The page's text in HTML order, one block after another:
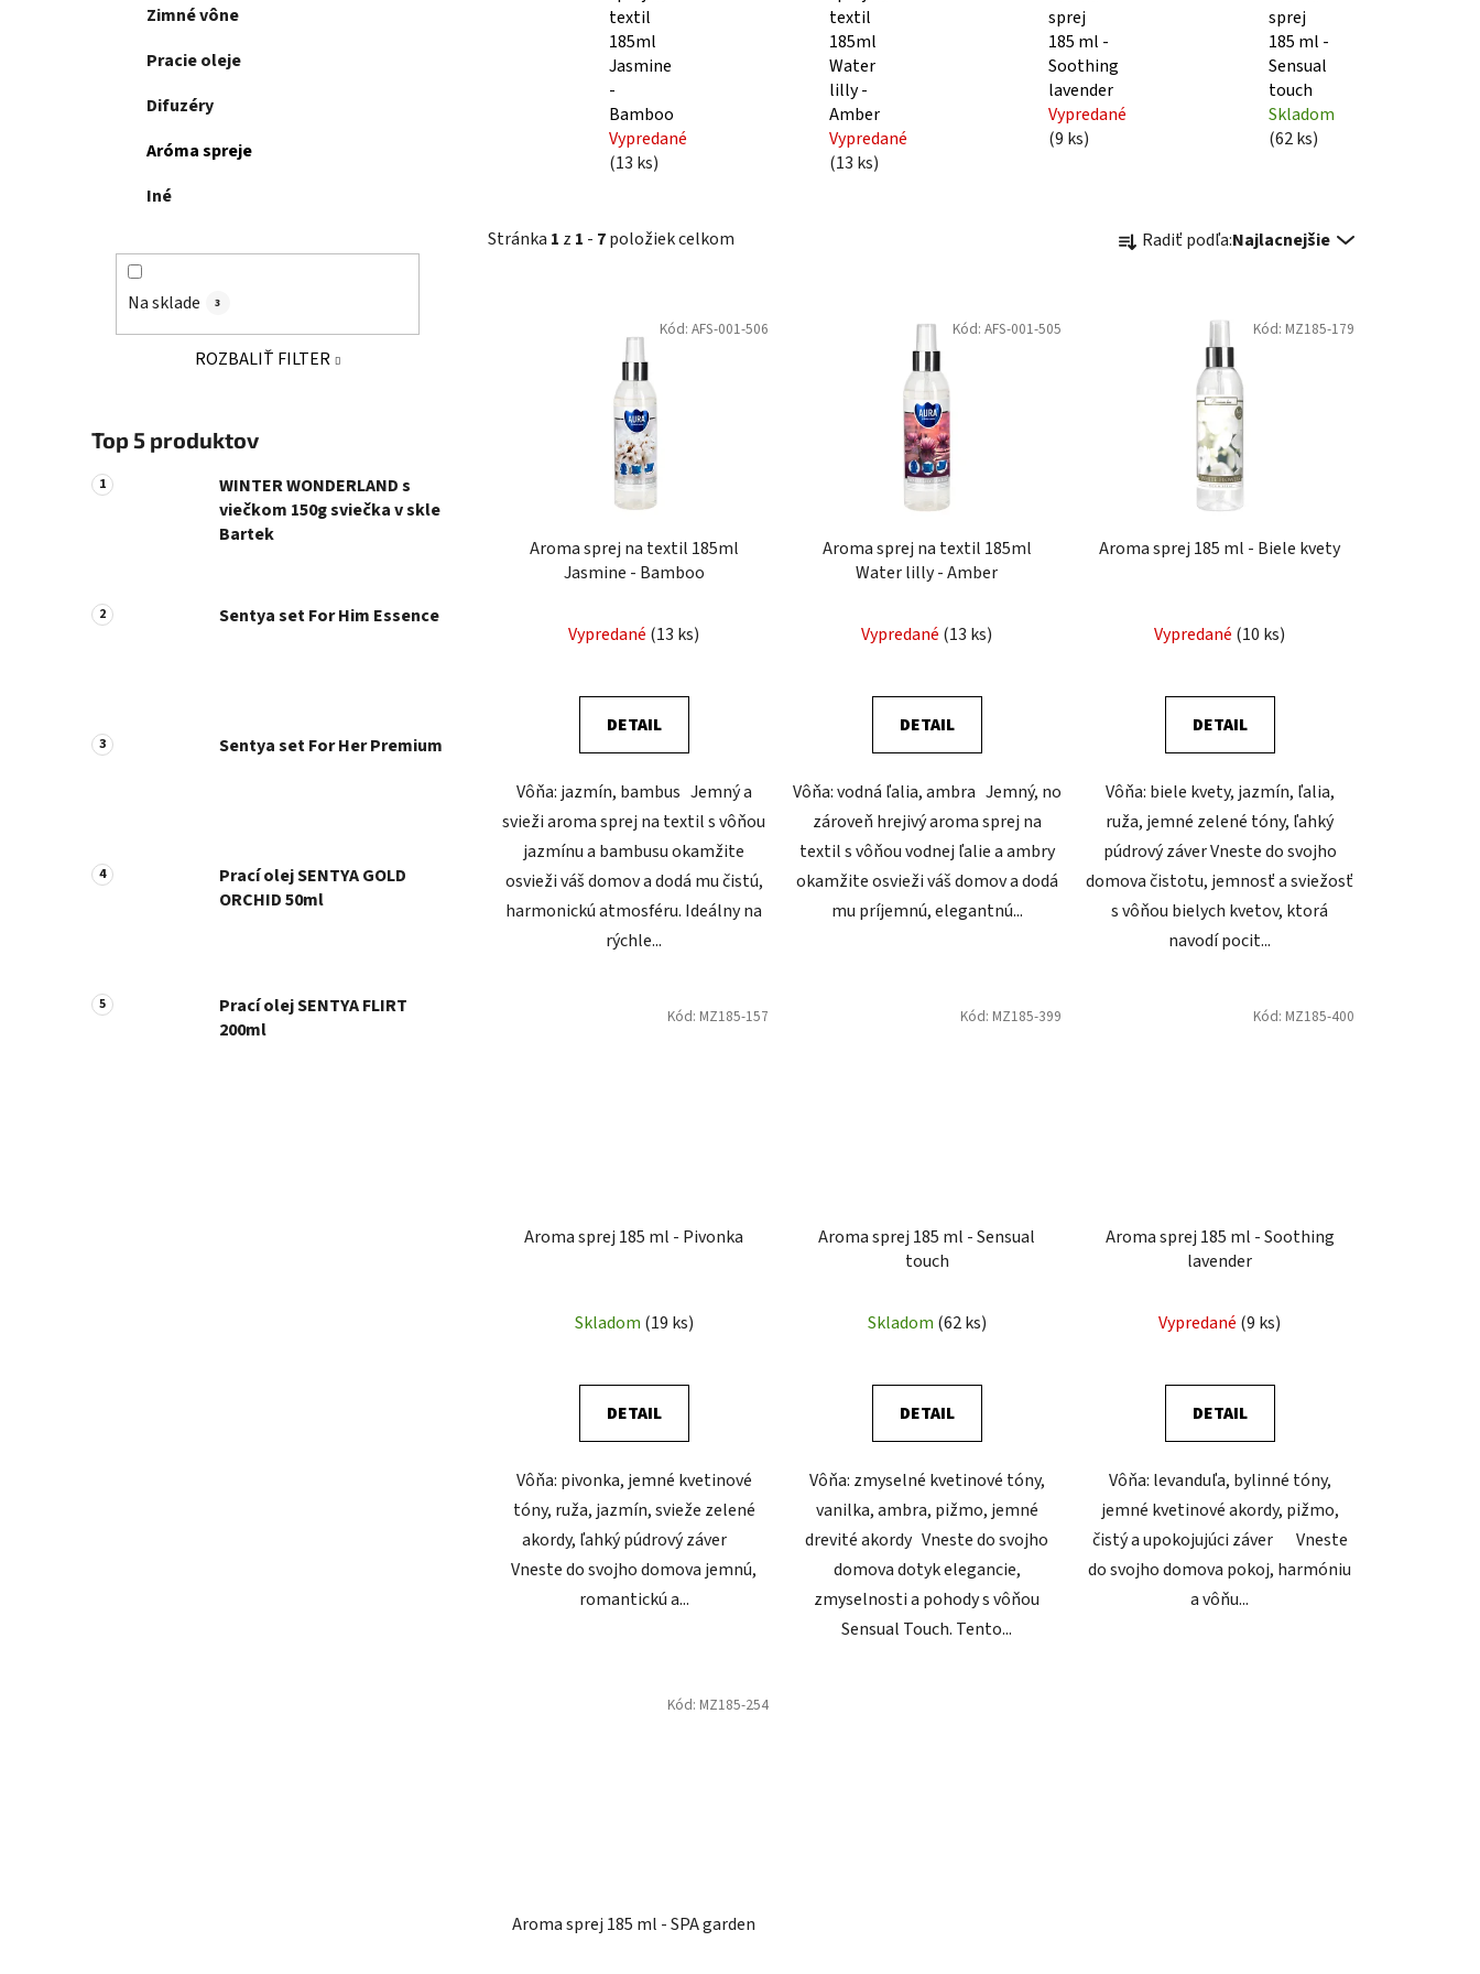
Zimné vône
Pracie oleje
Difuzéry
Aróma spreje
Iné
Na sklade 3
ROZBALIŤ FILTER
Top 5 produktov
WINTER WONDERLAND s
viečkom 150g sviečka v skle
Bartek
Sentya set For Him Essence
Sentya set For Her Premium
Prací olej SENTYA GOLD
ORCHID 50ml
Prací olej SENTYA FLIRT
200ml
textil
185ml
Jasmine
-
Bamboo
Vypredané
(13 ks)
textil
185ml
Water
lilly -
Amber
Vypredané
(13 ks)
sprej
185 ml -
Soothing
lavender
Vypredané
(9 ks)
sprej
185 ml -
Sensual
touch
Skladom
(62 ks)
Stránka 1 z 1 - 7položiek celkom
a
u
Radiť podľa:Najlacnejšie
Aroma sprej na textil 185ml
Jasmine - Bamboo
Vypredané (13 ks)
DETAIL
Vôňa: jazmín, bambus Jemný a
svieži aroma sprej na textil s vôňou
jazmínu a bambusu okamžite
osvieži váš domov a dodá mu čistú,
harmonickú atmosféru. Ideálny na
rýchle...
Kód: AFS-001-506
Aroma sprej na textil 185ml
Water lilly - Amber
Vypredané (13 ks)
DETAIL
Vôňa: vodná ľalia, ambra Jemný, no
zároveň hrejivý aroma sprej na
textil s vôňou vodnej ľalie a ambry
okamžite osvieži váš domov a dodá
mu príjemnú, elegantnú...
Kód: AFS-001-505
Aroma sprej 185 ml - Biele kvety
Vypredané (10 ks)
DETAIL
Vôňa: biele kvety, jazmín, ľalia,
ruža, jemné zelené tóny, ľahký
púdrový záver Vneste do svojho
domova čistotu, jemnosť a sviežosť
s vôňou bielych kvetov, ktorá
navodí pocit...
Kód: MZ185-179
Aroma sprej 185 ml - Pivonka
Skladom (19 ks)
DETAIL
Vôňa: pivonka, jemné kvetinové
tóny, ruža, jazmín, svieže zelené
akordy, ľahký púdrový záver
Vneste do svojho domova jemnú,
romantickú a...
Kód: MZ185-157
Aroma sprej 185 ml - Sensual
touch
Skladom (62 ks)
DETAIL
Vôňa: zmyselné kvetinové tóny,
vanilka, ambra, pižmo, jemné
drevité akordy Vneste do svojho
domova dotyk elegancie,
zmyselnosti a pohody s vôňou
Sensual Touch. Tento...
Kód: MZ185-399
Aroma sprej 185 ml - Soothing
lavender
Vypredané (9 ks)
DETAIL
Vôňa: levanduľa, bylinné tóny,
jemné kvetinové akordy, pižmo,
čistý a upokojujúci záver Vneste
do svojho domova pokoj, harmóniu
a vôňu...
Kód: MZ185-400
Aroma sprej 185 ml - SPA garden
Kód: MZ185-254